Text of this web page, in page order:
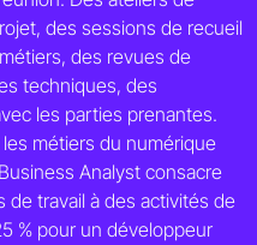
des sessions de recueil
des revues de
techniques, des
les parties prenantes.
métiers du numérique
Analyst consacre
travail à des activités de
% pour un développeur